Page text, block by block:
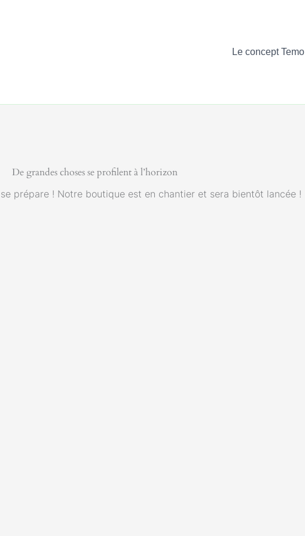
Le concept Temo
De grandes choses se profilent à l’horizon
se prépare ! Notre boutique est en chantier et sera bientôt lancée !